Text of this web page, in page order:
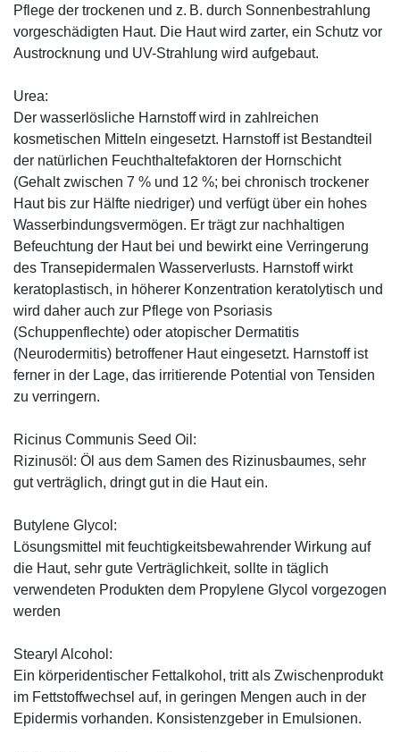
Pflege der trockenen und z. B. durch Sonnenbestrahlung
vorgeschädigten Haut. Die Haut wird zarter, ein Schutz vor
Austrocknung und UV-Strahlung wird aufgebaut.
Urea:
Der wasserlösliche Harnstoff wird in zahlreichen
kosmetischen Mitteln eingesetzt. Harnstoff ist Bestandteil
der natürlichen Feuchthaltefaktoren der Hornschicht
(Gehalt zwischen 7 % und 12 %; bei chronisch trockener
Haut bis zur Hälfte niedriger) und verfügt über ein hohes
Wasserbindungsvermögen. Er trägt zur nachhaltigen
Befeuchtung der Haut bei und bewirkt eine Verringerung
des Transepidermalen Wasserverlusts. Harnstoff wirkt
keratoplastisch, in höherer Konzentration keratolytisch und
wird daher auch zur Pflege von Psoriasis
(Schuppenflechte) oder atopischer Dermatitis
(Neurodermitis) betroffener Haut eingesetzt. Harnstoff ist
ferner in der Lage, das irritierende Potential von Tensiden
zu verringern.
Ricinus Communis Seed Oil:
Rizinusöl: Öl aus dem Samen des Rizinusbaumes, sehr
gut verträglich, dringt gut in die Haut ein.
Butylene Glycol:
Lösungsmittel mit feuchtigkeitsbewahrender Wirkung auf
die Haut, sehr gute Verträglichkeit, sollte in täglich
verwendeten Produkten dem Propylene Glycol vorgezogen
werden
Stearyl Alcohol:
Ein körperidentischer Fettalkohol, tritt als Zwischenprodukt
im Fettstoffwechsel auf, in geringen Mengen auch in der
Epidermis vorhanden. Konsistenzgeber in Emulsionen.